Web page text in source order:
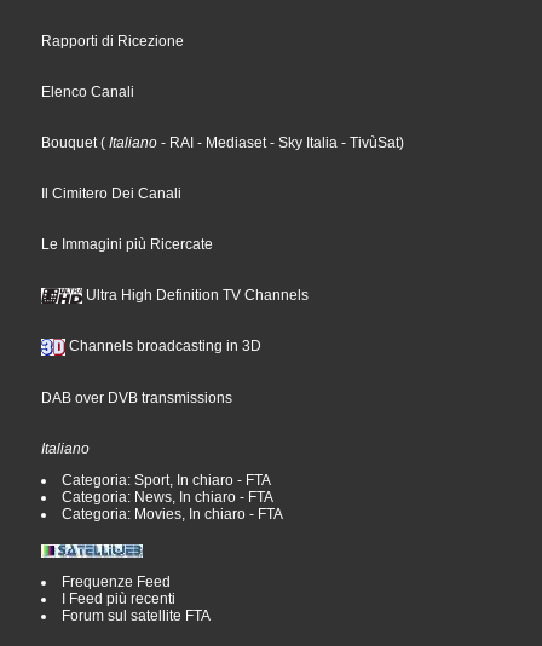
Rapporti di Ricezione
Elenco Canali
Bouquet ( Italiano - RAI - Mediaset - Sky Italia - TivùSat)
Il Cimitero Dei Canali
Le Immagini più Ricercate
Ultra High Definition TV Channels
Channels broadcasting in 3D
DAB over DVB transmissions
Italiano
Categoria: Sport, In chiaro - FTA
Categoria: News, In chiaro - FTA
Categoria: Movies, In chiaro - FTA
Frequenze Feed
I Feed più recenti
Forum sul satellite FTA